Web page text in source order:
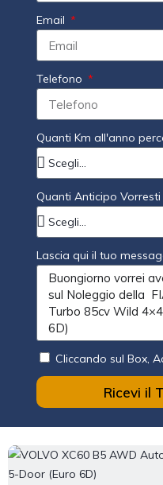
Email
Telefono
Quanti Km all'anno
Quanti Anticipo Vorresti
Lascia qui il tuo
Cliccando sul Box,
Ricevi il